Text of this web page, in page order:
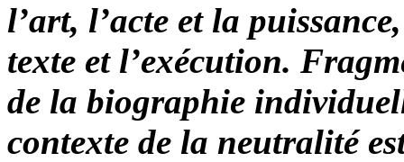
l’art, l’acte et la
texte et l’exécution.
de la biographie
contexte de la neutralité